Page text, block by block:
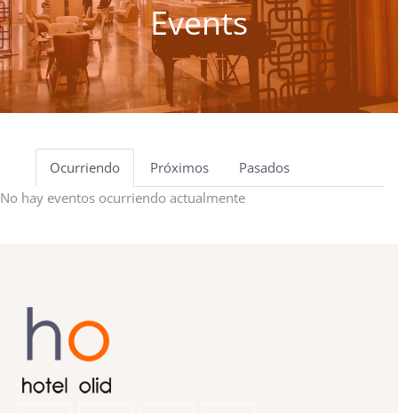
Events
Ocurriendo Próximos
Pasados
No hay eventos ocurriendo actualmente